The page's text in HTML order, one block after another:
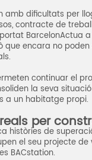
amb dificultats per
contracte de
BarcelonActua
que encara no
continuar el
la seva
a un habitatge propi.
per
històries de
el seu projecte
BACstation.